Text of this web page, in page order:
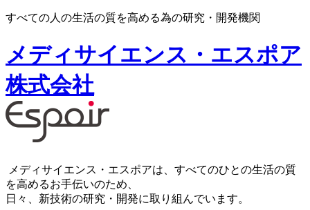
すべての人の生活の質を高める為の研究・開発機関
メディサイエンス・エスポア
株式会社
メディサイエンス・エスポアは、すべてのひとの生活の質
を高めるお手伝いのため、
日々、新技術の研究・開発に取り組んでいます。